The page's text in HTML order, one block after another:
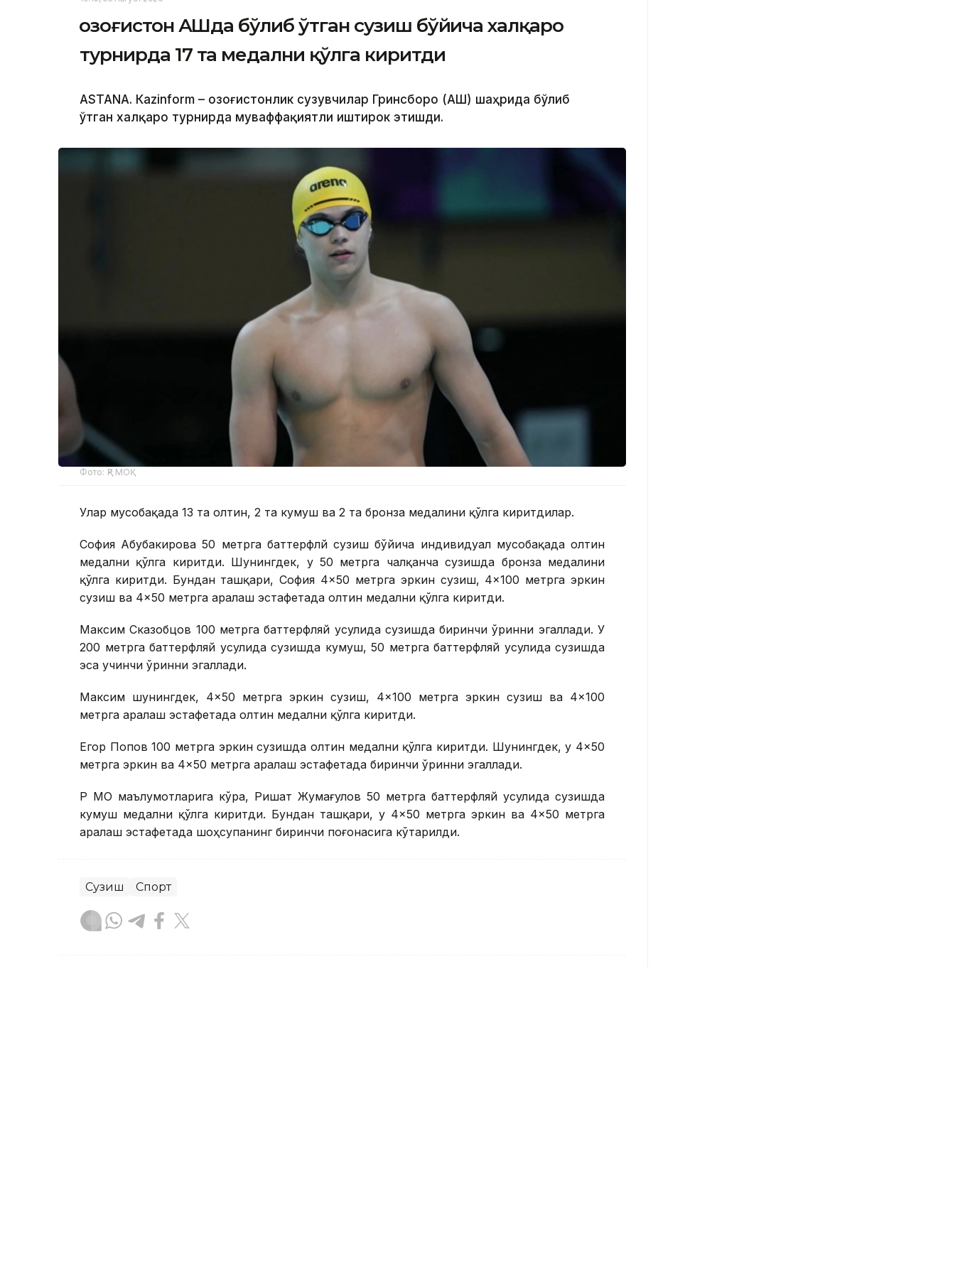
Қозоғистон АҚШда бўлиб ўтган сузиш бўйича халқаро
турнирда 17 та медални қўлга киритди
ASTANА. Кazinform – Қозоғистонлик сузувчилар Гринсборо (АҚШ) шаҳрида бўлиб
ўтган халқаро турнирда муваффақиятли иштирок этишди.
Фото: ҚР МОҚ
Улар мусобақада 13 та олтин, 2 та кумуш ва 2 та бронза медалини қўлга киритдилар.
София Абубакирова 50 метрга баттерфлй сузиш бўйича индивидуал мусобақада олтин
медални қўлга киритди. Шунингдек, у 50 метрга чалқанча сузишда бронза медалини
қўлга киритди. Бундан ташқари, София 4×50 метрга эркин сузиш, 4×100 метрга эркин
сузиш ва 4×50 метрга аралаш эстафетада олтин медални қўлга киритди.
Максим Сказобцов 100 метрга баттерфляй усулида сузишда биринчи ўринни эгаллади. У
200 метрга баттерфляй усулида сузишда кумуш, 50 метрга баттерфляй усулида сузишда
эса учинчи ўринни эгаллади.
Максим шунингдек, 4×50 метрга эркин сузиш, 4×100 метрга эркин сузиш ва 4×100
метрга аралаш эстафетада олтин медални қўлга киритди.
Егор Попов 100 метрга эркин сузишда олтин медални қўлга киритди. Шунингдек, у 4×50
метрга эркин ва 4×50 метрга аралаш эстафетада биринчи ўринни эгаллади.
ҚР МОҚ маълумотларига кўра, Ришат Жумағулов 50 метрга баттерфляй усулида сузишда
кумуш медални қўлга киритди. Бундан ташқари, у 4×50 метрга эркин ва 4×50 метрга
аралаш эстафетада шоҳсупанинг биринчи поғонасига кўтарилди.
Сузиш Спорт